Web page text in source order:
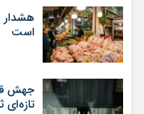
هشدار
است
جهش